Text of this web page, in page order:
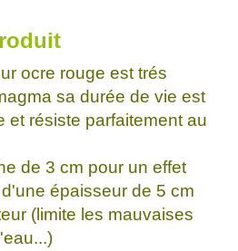
ocre rouge est trés
sa durée de vie est
et résiste parfaitement au
de 3 cm pour un effet
épaisseur de 5 cm
(limite les mauvaises